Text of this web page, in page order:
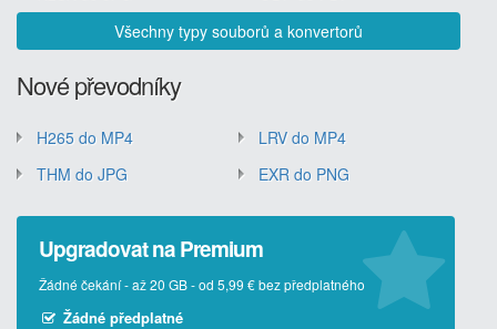
Všechny typy souborů a konvertorů
Nové převodníky
H265 do MP4
LRV do MP4
THM do JPG
EXR do PNG
Upgradovat na Premium
Žádné čekání - až 20 GB - od 5,99 € bez předplatného
Žádné předplatné